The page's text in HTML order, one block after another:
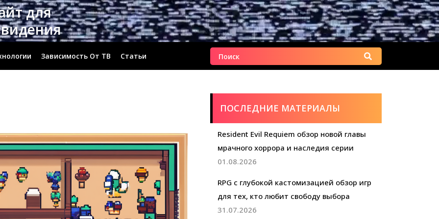
для
Зависимость От ТВ Статьи Найти:
ПОСЛЕДНИЕ МАТЕРИАЛЫ
Resident Evil Requiem обзор новой главы
мрачного хоррора и наследия серии
01.08.2026
RPG с глубокой кастомизацией обзор игр
для тех, кто любит свободу выбора
31.07.2026